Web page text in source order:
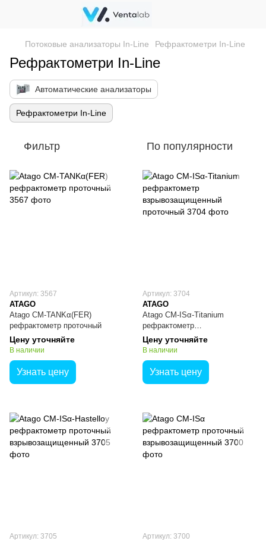
Потоковые анализаторы In-Line Рефрактометри In-Line
Рефрактометри In-Line
Автоматические анализаторы
Рефрактометри In-Line
Фильтр По популярности
Артикул: 3567
ATAGO
Atago CM-TANKα(FER)
рефрактометр проточный
Цену уточняйте
В наличии
Узнать цену
Артикул: 3704
ATAGO
Atago CM-ISα-Titanium
рефрактометр
взрывозащищенный проточный
Цену уточняйте
В наличии
Узнать цену
Артикул: 3705 Артикул: 3700